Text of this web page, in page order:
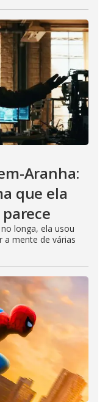
Aranha:
que ela
longa, ela usou
a mente de várias